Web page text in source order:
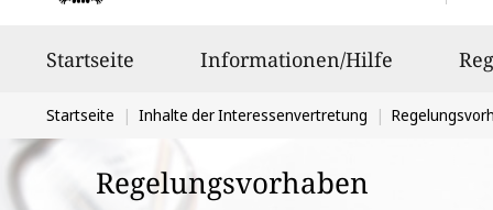
Startseite Informationen/Hilfe
Sie
befinden
sich
Startseite Inhalte der Interessenvertretung
Regelungsvorhaben